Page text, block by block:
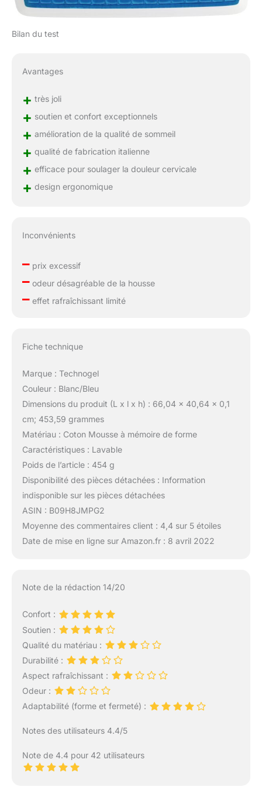
Bilan du test
Avantages
+ très joli
+ soutien et confort exceptionnels
+ amélioration de la qualité de sommeil
+ qualité de fabrication italienne
+ efficace pour soulager la douleur cervicale
+ design ergonomique
Inconvénients
–prix excessif
–odeur désagréable de la housse
–effet rafraîchissant limité
Fiche technique
Marque : Technogel
Couleur : Blanc/Bleu
Dimensions du produit (L x l x h) : 66,04 x 40,64 x 0,1
cm; 453,59 grammes
Matériau : Coton Mousse à mémoire de forme
Caractéristiques : Lavable
Poids de l’article : 454 g
Disponibilité des pièces détachées : Information
indisponible sur les pièces détachées
ASIN : B09H8JMPG2
Moyenne des commentaires client : 4,4 sur 5 étoiles
Date de mise en ligne sur Amazon.fr : 8 avril 2022
Note de la rédaction 14/20
Confort :
Soutien :
Qualité du matériau :
Durabilité :
Aspect rafraîchissant :
Odeur :
Adaptabilité (forme et fermeté) :
Notes des utilisateurs 4.4/5
Note de 4.4 pour 42 utilisateurs